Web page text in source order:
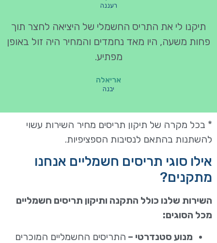
רעננה
תיקנו לי את התריס החשמלי של היציאה לחצר תוך
פחות משעה, היו מאד נחמדים והמחיר היה זול באופן
מפתיע.
אריאלה
יבנה
* בכל מקרה של תיקון תריסים מחיר השירות עשוי
להשתנות בהתאם לנסיבות הספציפיות.
אילו סוגי תריסים חשמליים אנחנו
מתקנים?
השירות שלנו כולל התקנה ותיקון תריסים חשמליים
מכל הסוגים:
מנוע סטנדרטי – התריסים החשמליים המוכרים